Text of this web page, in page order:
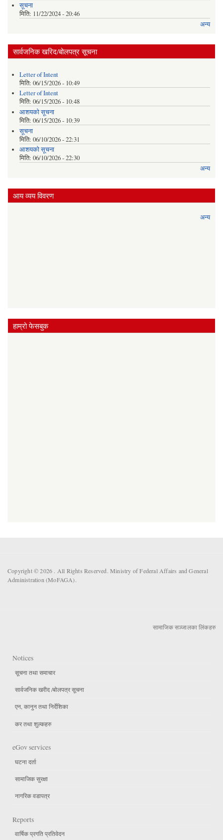
सूचना
मिति: 11/22/2024 - 20:46
अन्य
सार्वजनिक खरिद/बोलपत्र सूचना
Letter of Intent
मिति: 06/15/2026 - 10:49
Letter of Intent
मिति: 06/15/2026 - 10:48
आशयको सूचना
मिति: 06/15/2026 - 10:39
सूचना
मिति: 06/10/2026 - 22:31
आशयको सूचना
मिति: 06/10/2026 - 22:30
अन्य
आय व्यय विवरण
अन्य
हाम्रो फेसबुक
Copyright © 2026 . All Rights Reserved. Ministry of Federal Affairs and General
Administration (MoFAGA).
सामाजिक सञ्जालका लिंकहरु
Notices
सूचना तथा समाचार
सार्वजनिक खरीद /बोलपत्र सूचना
एन, कानुन तथा निर्देशिका
कर तथा शुल्कहरु
eGov services
घटना दर्ता
सामाजिक सुरक्षा
नागरिक वडापत्र
Reports
वार्षिक प्रगति प्रतिवेदन